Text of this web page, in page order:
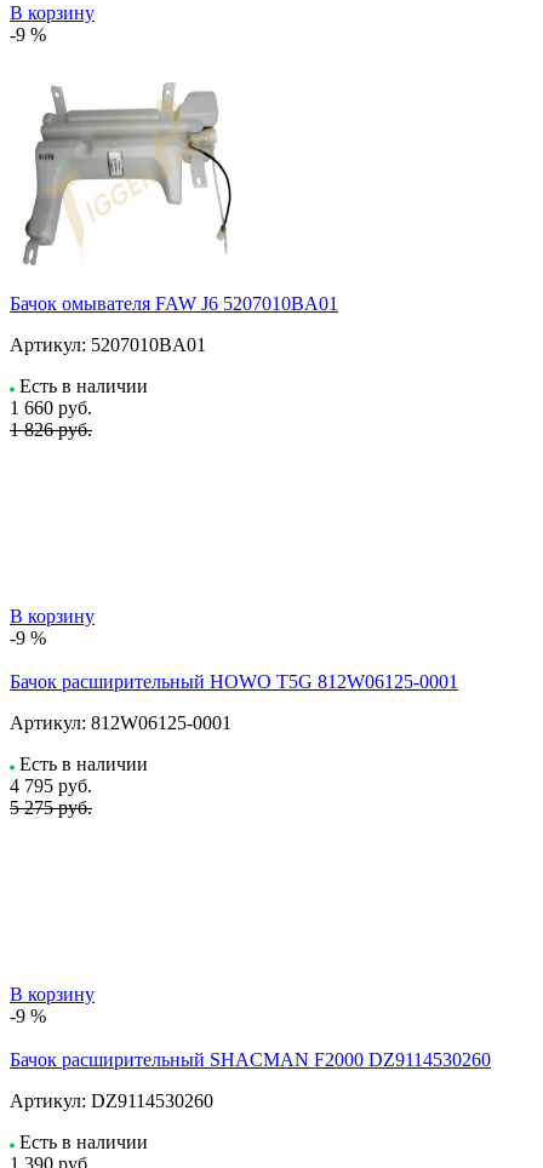
В корзину
-9 %
Бачок омывателя FAW J6 5207010BA01
Артикул: 5207010BA01
Есть в наличии
1 660 руб.
1 826 руб.
В корзину
-9 %
Бачок расширительный HOWO T5G 812W06125-0001
Артикул: 812W06125-0001
Есть в наличии
4 795 руб.
5 275 руб.
В корзину
-9 %
Бачок расширительный SHACMAN F2000 DZ9114530260
Артикул: DZ9114530260
Есть в наличии
1 390 руб.